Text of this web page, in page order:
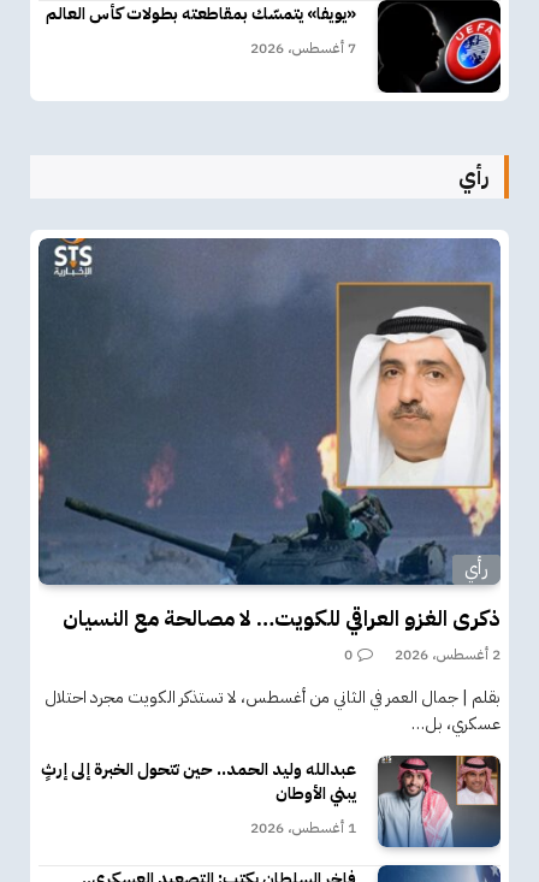
«يويفا» يتمسّك بمقاطعته بطولات كأس العالم
7 أغسطس، 2026
رأي
رأي
ذكرى الغزو العراقي للكويت… لا مصالحة مع النسيان
2 أغسطس، 2026 0
بقلم | جمال العمر في الثاني من أغسطس، لا تستذكر الكويت مجرد احتلال
عسكري، بل…
عبدالله وليد الحمد.. حين تتحول الخبرة إلى إرثٍ
يبني الأوطان
1 أغسطس، 2026